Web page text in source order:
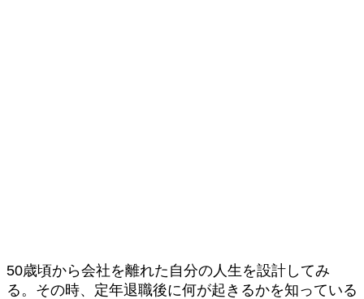
50歳頃から会社を離れた自分の人生を設計してみ
る。その時、定年退職後に何が起きるかを知っている